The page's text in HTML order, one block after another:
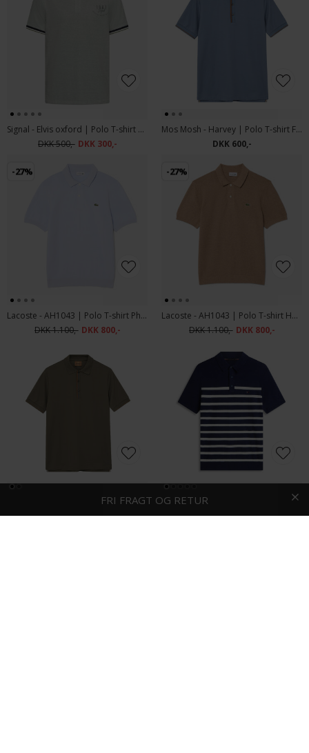
Signal - Elvis oxford | Polo T-shirt Oil Green
DKK 500,- DKK 300,-
Mos Mosh - Harvey | Polo T-shirt Flint Stone
DKK 600,-
-27%
Lacoste - AH1043 | Polo T-shirt Phoenix Blue
DKK 1.100,- DKK 800,-
-27%
Lacoste - AH1043 | Polo T-shirt Heather Vienno
DKK 1.100,- DKK 800,-
Mos Mosh - Harvey | Polo T-shirt Grape Leaf
DKK 600,-
Tommy Hilfiger - Cotton knitted | Polo T-shirt Desert Sky
DKK 800,-
FRI FRAGT OG RETUR
HURTIG LEVERING1-2 DAGE